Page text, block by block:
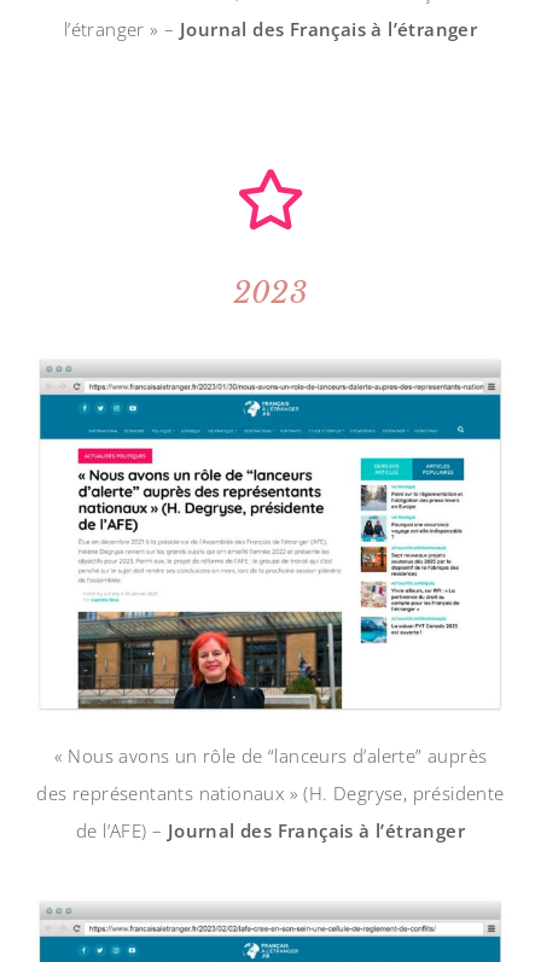
l’étranger » – Journal des Français à l’étranger
2023
« Nous avons un rôle de “lanceurs d’alerte” auprès
des représentants nationaux » (H. Degryse, présidente
de l’AFE) – Journal des Français à l’étranger